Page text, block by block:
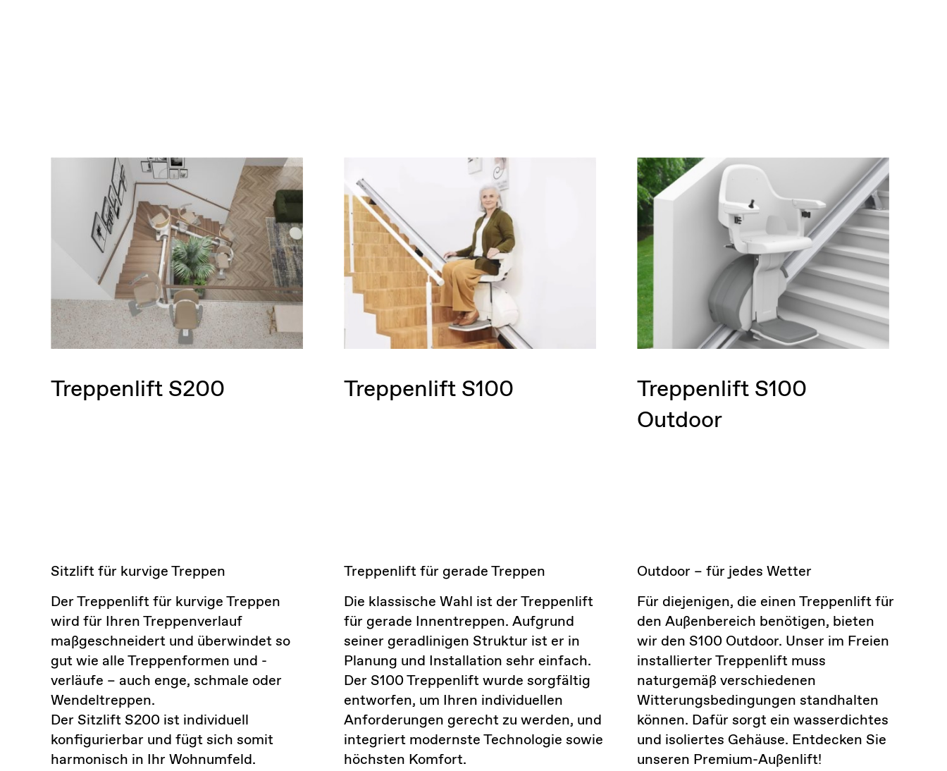
Treppenlift S200
Sitzlift für kurvige Treppen
Der Treppenlift für kurvige Treppen
wird für Ihren Treppenverlauf
maßgeschneidert und überwindet so
gut wie alle Treppenformen und -
verläufe – auch enge, schmale oder
Wendeltreppen.
Der Sitzlift S200 ist individuell
konfigurierbar und fügt sich somit
harmonisch in Ihr Wohnumfeld.
Treppenlift S100
Treppenlift für gerade Treppen
Die klassische Wahl ist der Treppenlift
für gerade Innentreppen. Aufgrund
seiner geradlinigen Struktur ist er in
Planung und Installation sehr einfach.
Der S100 Treppenlift wurde sorgfältig
entworfen, um Ihren individuellen
Anforderungen gerecht zu werden, und
integriert modernste Technologie sowie
höchsten Komfort.
Treppenlift S100
Outdoor
Outdoor – für jedes Wetter
Für diejenigen, die einen Treppenlift für
den Außenbereich benötigen, bieten
wir den S100 Outdoor. Unser im Freien
installierter Treppenlift muss
naturgemäß verschiedenen
Witterungsbedingungen standhalten
können. Dafür sorgt ein wasserdichtes
und isoliertes Gehäuse. Entdecken Sie
unseren Premium-Außenlift!